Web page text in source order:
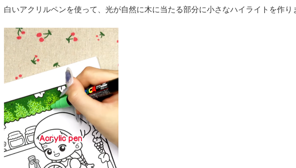
白いアクリルペンを使って、光が自然に木に当たる部分に小さなハイライトを作